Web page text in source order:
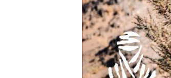
WORLD SUPERBIKE